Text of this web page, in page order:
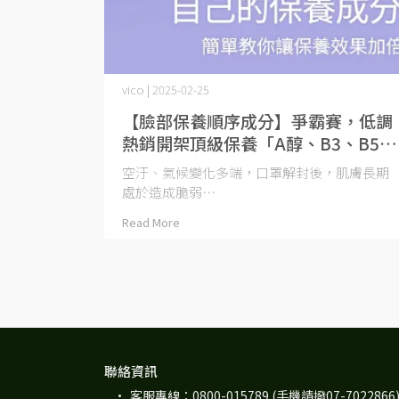
【臉部保養順序成分】爭霸賽，低調
熱銷開架頂級保養「A醇、B3、B5、
補骨脂酚、神經醯胺」臉部保養步驟
秘密一次告訴你
vico | 2025-02-25
空汙、氣候變化多端，口罩解封後，肌膚長期
處於造成脆弱⋯
Read More
聯絡資訊
客服專線：0800-015789 (手機請撥07-7022866)